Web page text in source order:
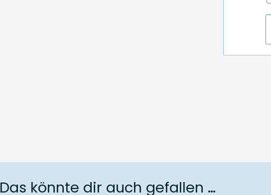
Das könnte dir auch gefallen …